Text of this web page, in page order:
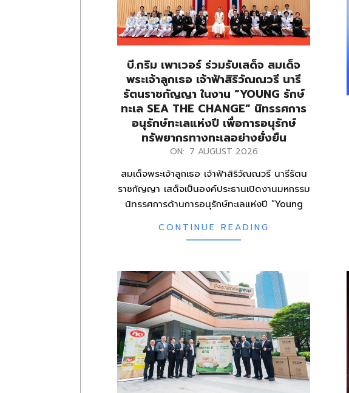
บี.กริม เพาเวอร์ ร่วมรับเสด็จ สมเด็จ
พระเจ้าลูกเธอ เจ้าฟ้าสิริวัณณวรี นารี
รัตนราชกัญญา ในงาน “YOUNG รักษ์
ทะเล SEA THE CHANGE” นิทรรศการ
อนุรักษ์ทะเลแห่งปี เพื่อการอนุรักษ์
ทรัพยากรทางทะเลอย่างยั่งยืน
ON: 7 AUGUST 2026
สมเด็จพระเจ้าลูกเธอ เจ้าฟ้าสิริวัณณวรี นารีรัตน
ราชกัญญา เสด็จเป็นองค์ประธานเปิดงานมหกรรม
นิทรรศการด้านการอนุรักษ์ทะเลแห่งปี “Young
CONTINUE READING